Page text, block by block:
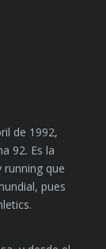
de 1992,
92. Es la
running que
pues